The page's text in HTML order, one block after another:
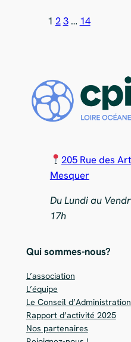
1 23 … 14
205 Rue des
Mesquer
Du Lundi au
17h
Qui sommes-nous?
L’association
L’équipe
Le Conseil d’Administration
Rapport d’activité 2025
Nos partenaires